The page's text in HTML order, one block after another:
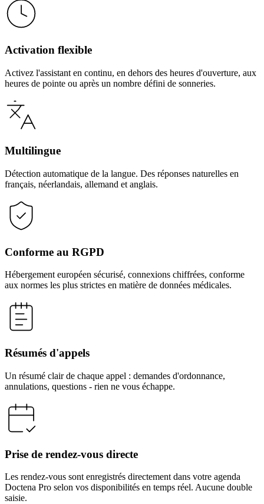
Activation flexible
Activez l'assistant en continu, en dehors des heures d'ouverture, aux
heures de pointe ou après un nombre défini de sonneries.
Multilingue
Détection automatique de la langue. Des réponses naturelles en
français, néerlandais, allemand et anglais.
Conforme au RGPD
Hébergement européen sécurisé, connexions chiffrées, conforme
aux normes les plus strictes en matière de données médicales.
Résumés d'appels
Un résumé clair de chaque appel : demandes d'ordonnance,
annulations, questions - rien ne vous échappe.
Prise de rendez-vous directe
Les rendez-vous sont enregistrés directement dans votre agenda
Doctena Pro selon vos disponibilités en temps réel. Aucune double
saisie.